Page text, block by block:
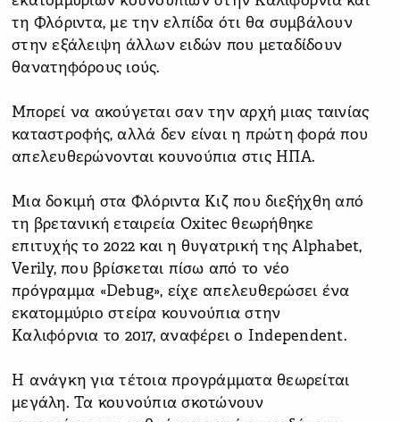
τη Φλόριντα, με την ελπίδα ότι θα συμβάλουν
στην εξάλειψη άλλων ειδών που μεταδίδουν
θανατηφόρους ιούς.
Μπορεί να ακούγεται σαν την αρχή μιας ταινίας
καταστροφής, αλλά δεν είναι η πρώτη φορά που
απελευθερώνονται κουνούπια στις ΗΠΑ.
Μια δοκιμή στα Φλόριντα Κιζ που διεξήχθη από
τη βρετανική εταιρεία Oxitec θεωρήθηκε
επιτυχής το 2022 και η θυγατρική της Alphabet,
Verily, που βρίσκεται πίσω από το νέο
πρόγραμμα «Debug», είχε απελευθερώσει ένα
εκατομμύριο στείρα κουνούπια στην
Καλιφόρνια το 2017, αναφέρει ο Independent.
Η ανάγκη για τέτοια προγράμματα θεωρείται
μεγάλη. Τα κουνούπια σκοτώνουν